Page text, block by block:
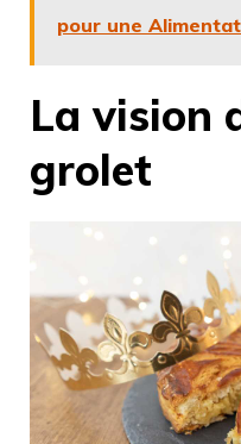
pour une
La vision
grolet